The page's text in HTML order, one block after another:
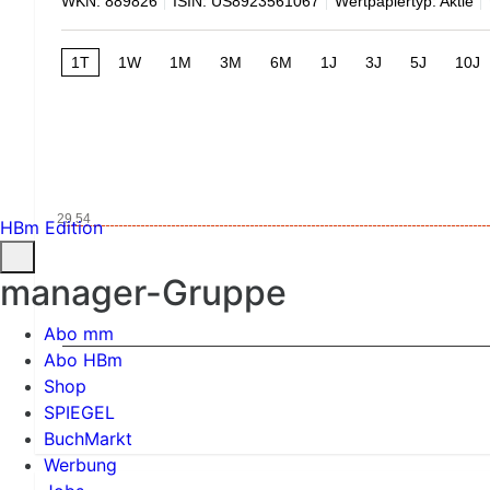
1T 1W 1M 3M 6M 1J 3J 5J 10J
29,54
HBm Edition
manager-Gruppe
Abo mm
Abo HBm
Shop
SPIEGEL
BuchMarkt
Werbung